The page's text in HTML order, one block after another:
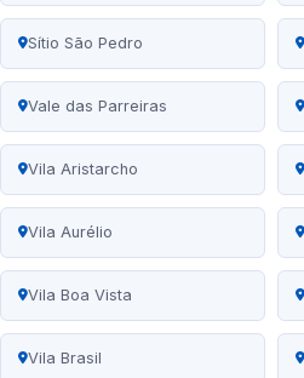
Sítio São Pedro
Vale das Parreiras
Vila Aristarcho
Vila Aurélio
Vila Boa Vista
Vila Brasil